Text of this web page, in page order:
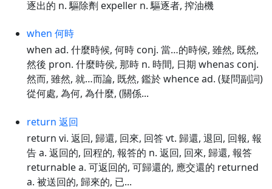
逐出的 n. 驅除劑 expeller n. 驅逐者, 搾油機
when 何時
when ad. 什麼時候, 何時 conj. 當…的時候, 雖然, 既然,
然後 pron. 什麼時侯, 那時 n. 時間, 日期 whenas conj.
然而, 雖然, 就…而論, 既然, 鑑於 whence ad. (疑問副詞)
從何處, 為何, 為什麼, (關係...
return 返回
return vi. 返回, 歸還, 回來, 回答 vt. 歸還, 退回, 回報, 報
告 a. 返回的, 回程的, 報答的 n. 返回, 回來, 歸還, 報答
returnable a. 可返回的, 可歸還的, 應交還的 returned
a. 被送回的, 歸來的, 已...